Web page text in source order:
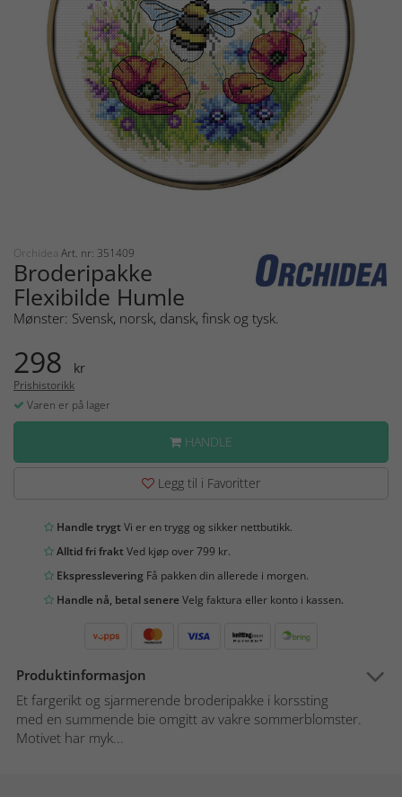
Orchidea Art. nr: 351409
Broderipakke
Flexibilde Humle
Mønster: Svensk, norsk, dansk, finsk og tysk.
298 kr
Prishistorikk
Varen er på lager
HANDLE
Legg til i Favoritter
Handle trygtVi er en trygg og sikker nettbutikk.
Alltid fri fraktVed kjøp over 799 kr.
Ekspresslevering Få pakken din allerede i morgen.
Handle nå, betal senereVelg faktura eller konto i kassen.
Produktinformasjon
Et fargerikt og sjarmerende broderipakke i korssting
med en summende bie omgitt av vakre sommerblomster.
Motivet har myk...